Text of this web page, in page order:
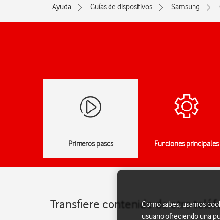
Ayuda Guías de dispositivos Samsung
Primeros pasos Funciones principales
Transfiere contenido de otro
Como sabes, usamos
usuario ofreciendo una